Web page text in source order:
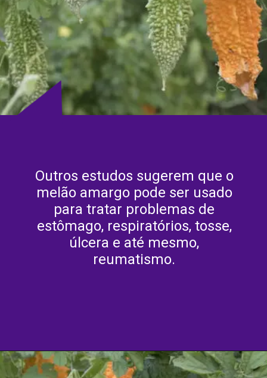
Outros estudos sugerem que o
melão amargo pode ser usado
para tratar problemas de
estômago, respiratórios, tosse,
úlcera e até mesmo,
reumatismo.